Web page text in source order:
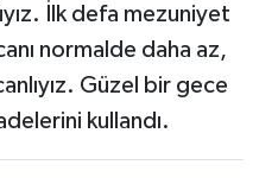
İlk defa mezuniyet
normalde daha az,
Güzel bir gece
kullandı.